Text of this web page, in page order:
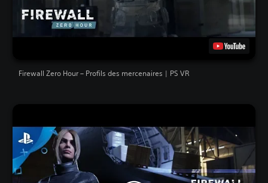
Firewall Zero Hour – Profils des mercenaires | PS VR